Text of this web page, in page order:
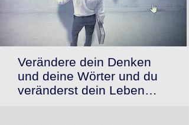
Verändere dein Denken
und deine Wörter und du
veränderst dein Leben…